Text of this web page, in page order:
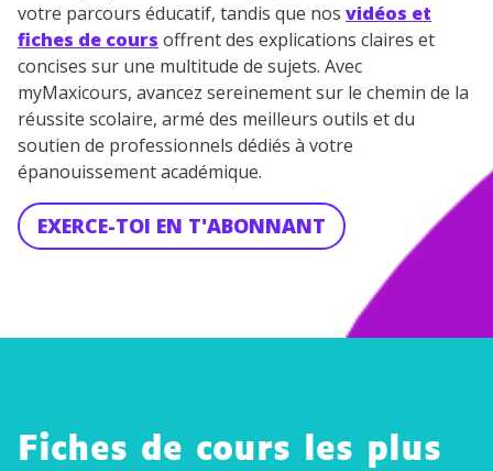
votre parcours éducatif, tandis que nos vidéos et
fiches de cours offrent des explications claires et
concises sur une multitude de sujets. Avec
myMaxicours, avancez sereinement sur le chemin de la
réussite scolaire, armé des meilleurs outils et du
soutien de professionnels dédiés à votre
épanouissement académique.
EXERCE-TOI EN T'ABONNANT
Fiches de cours les plus